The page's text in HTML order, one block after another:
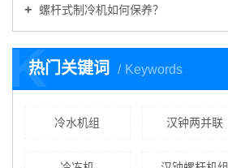
螺杆式制冷机如何保养？
热门关键词 Keywords
K
冷水机组 汉钟两并联